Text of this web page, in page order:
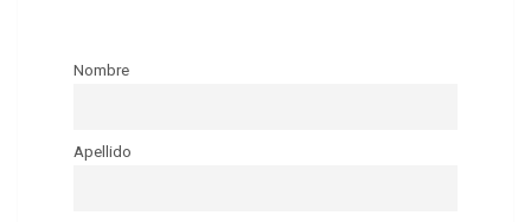
Nombre
Apellido